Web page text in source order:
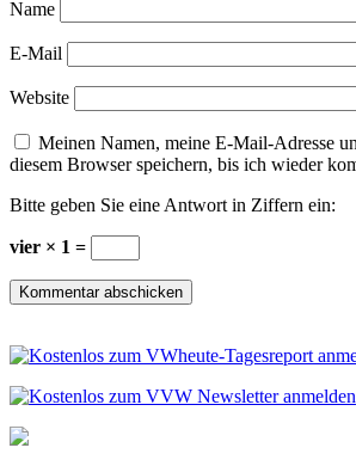
Name
E-Mail
Website
Meinen Namen, meine E-Mail-Adresse
diesem Browser speichern, bis ich wieder
Bitte geben Sie eine Antwort in Ziffern ein:
vier × 1 =